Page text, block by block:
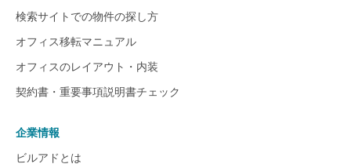
検索サイトでの物件の探し方
オフィス移転マニュアル
オフィスのレイアウト・内装
契約書・重要事項説明書チェック
企業情報
ビルアドとは